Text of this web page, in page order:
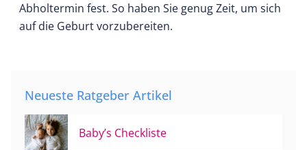
Abholtermin fest. So haben Sie genug Zeit, um sich
auf die Geburt vorzubereiten.
Neueste Ratgeber Artikel
Baby’s Checkliste